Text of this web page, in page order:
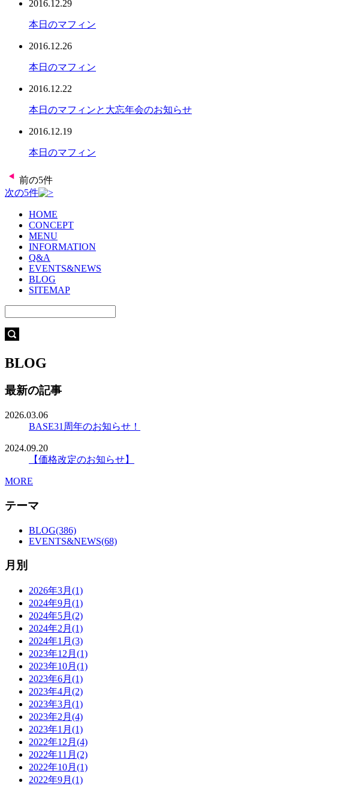
2016.12.29
本日のマフィン
2016.12.26
本日のマフィン
2016.12.22
本日のマフィンと大忘年会のお知らせ
2016.12.19
本日のマフィン
前の5件
次の5件
HOME
CONCEPT
MENU
INFORMATION
Q&A
EVENTS&NEWS
BLOG
SITEMAP
BLOG
最新の記事
2026.03.06
BASE31周年のお知らせ！
2024.09.20
【価格改定のお知らせ】
MORE
テーマ
BLOG(386)
EVENTS&NEWS(68)
月別
2026年3月(1)
2024年9月(1)
2024年5月(2)
2024年2月(1)
2024年1月(3)
2023年12月(1)
2023年10月(1)
2023年6月(1)
2023年4月(2)
2023年3月(1)
2023年2月(4)
2023年1月(1)
2022年12月(4)
2022年11月(2)
2022年10月(1)
2022年9月(1)